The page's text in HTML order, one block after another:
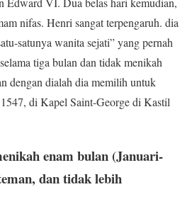
nifas. Henri sangat terpengaruh. dia
satunya wanita sejati” yang pernah
tiga bulan dan tidak menikah
dengan dialah dia memilih untuk
di Kapel Saint-George di Kastil
enam bulan (Januari-
dan tidak lebih